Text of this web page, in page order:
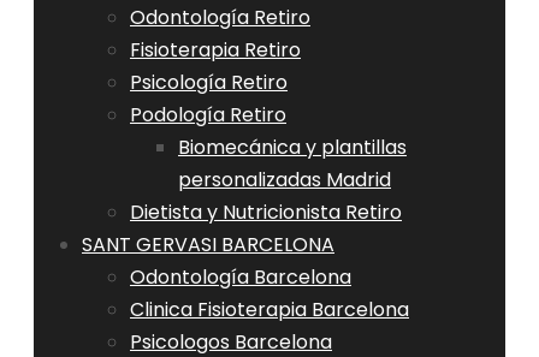
Odontología Retiro
Fisioterapia Retiro
Psicología Retiro
Podología Retiro
Biomecánica y plantillas
personalizadas Madrid
Dietista y Nutricionista Retiro
SANT GERVASI BARCELONA
Odontología Barcelona
Clinica Fisioterapia Barcelona
Psicologos Barcelona